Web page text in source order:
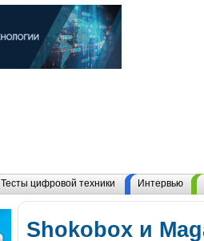
Тесты цифровой техники Интервью
Shokobox и